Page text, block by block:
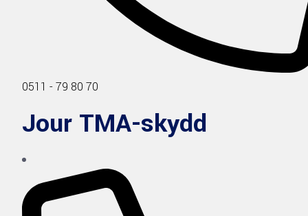
0511 - 79 80 70
Jour TMA-skydd